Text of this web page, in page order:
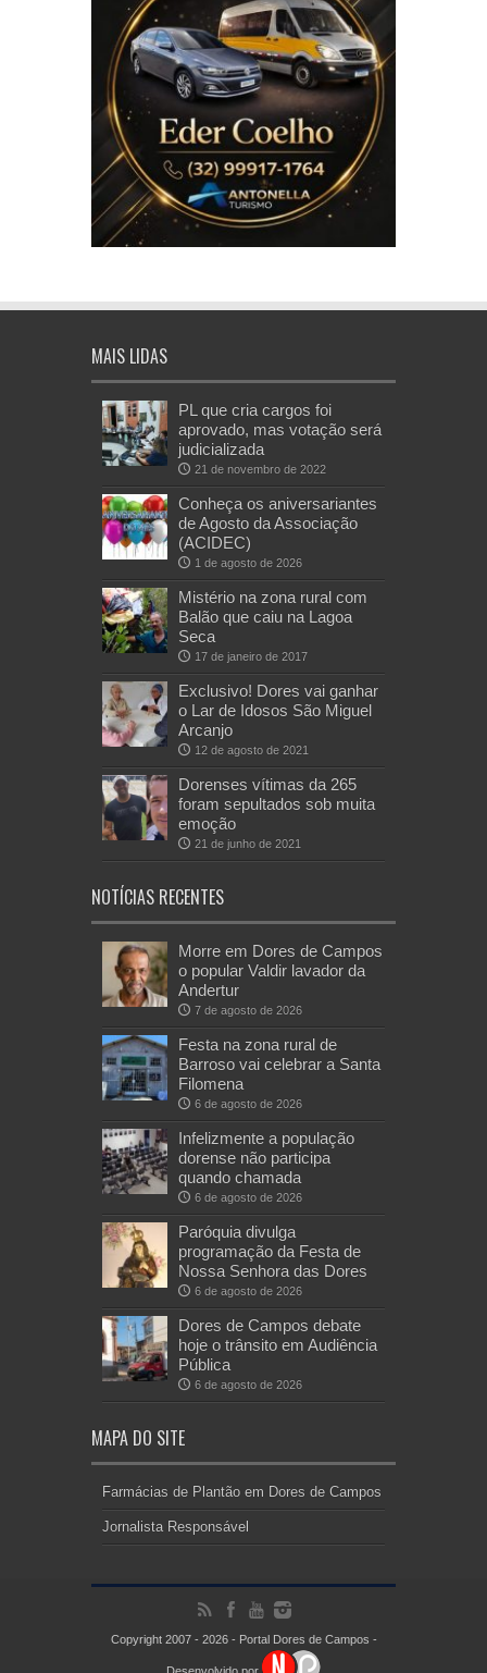
MAIS LIDAS
PL que cria cargos foi
aprovado, mas votação será
judicializada
21 de novembro de 2022
Conheça os aniversariantes
de Agosto da Associação
(ACIDEC)
1 de agosto de 2026
Mistério na zona rural com
Balão que caiu na Lagoa
Seca
17 de janeiro de 2017
Exclusivo! Dores vai ganhar
o Lar de Idosos São Miguel
Arcanjo
12 de agosto de 2021
Dorenses vítimas da 265
foram sepultados sob muita
emoção
21 de junho de 2021
NOTÍCIAS RECENTES
Morre em Dores de Campos
o popular Valdir lavador da
Andertur
7 de agosto de 2026
Festa na zona rural de
Barroso vai celebrar a Santa
Filomena
6 de agosto de 2026
Infelizmente a população
dorense não participa
quando chamada
6 de agosto de 2026
Paróquia divulga
programação da Festa de
Nossa Senhora das Dores
6 de agosto de 2026
Dores de Campos debate
hoje o trânsito em Audiência
Pública
6 de agosto de 2026
MAPA DO SITE
Farmácias de Plantão em Dores de Campos
Jornalista Responsável
Copyright 2007 - 2026 - Portal Dores de Campos -